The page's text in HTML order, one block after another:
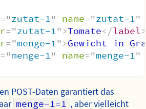
="zutat-1" name="zutat-1"
="zutat-1">Tomate</label>
="menge-1">Gewicht in
="menge-1" name="menge-1"
POST-Daten garantiert das
menge-1=1 , aber vielleicht